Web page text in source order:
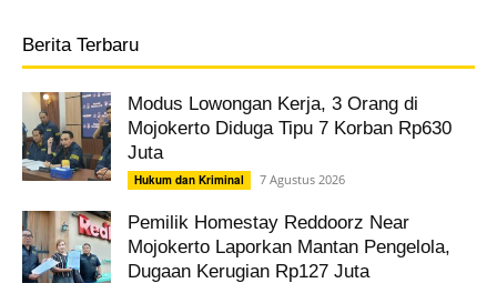
Berita Terbaru
Modus Lowongan Kerja, 3 Orang di
Mojokerto Diduga Tipu 7 Korban Rp630
Juta
Hukum dan Kriminal 7 Agustus 2026
Pemilik Homestay Reddoorz Near
Mojokerto Laporkan Mantan Pengelola,
Dugaan Kerugian Rp127 Juta